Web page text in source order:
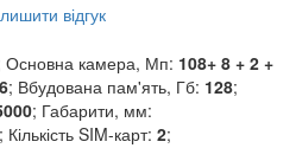
відгук
Основна камера, Мп: 108+ 8 + 2 +
6; Вбудована пам'ять, Гб: 128;
; Габарити, мм:
; Кількість SIM-карт: 2;